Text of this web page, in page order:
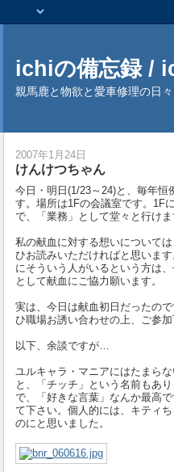
ichiの備忘録 /
親馬鹿と物欲と愛車修理の日々
2007年1月24日
けんけつちゃん
今日・明日(1/23～24)と、毎年恒
す。場所は1Fの会議室です。1F
で、「業務」として堂々と行けま
私の献血に対する想いについては
ひお読みいただければと思いま
にそういう人がいるという方は
として献血にご協力願います。
実は、今日は献血初日だったの
ひ職場お誘い合わせの上、ご参
以下、余談ですが…
ユルキャラ・マニアにはたまら
と、「チッチ」という名前もあ
で、「好きな言葉」なんか最高
て下さい。個人的には、キティ
のにと思いました。